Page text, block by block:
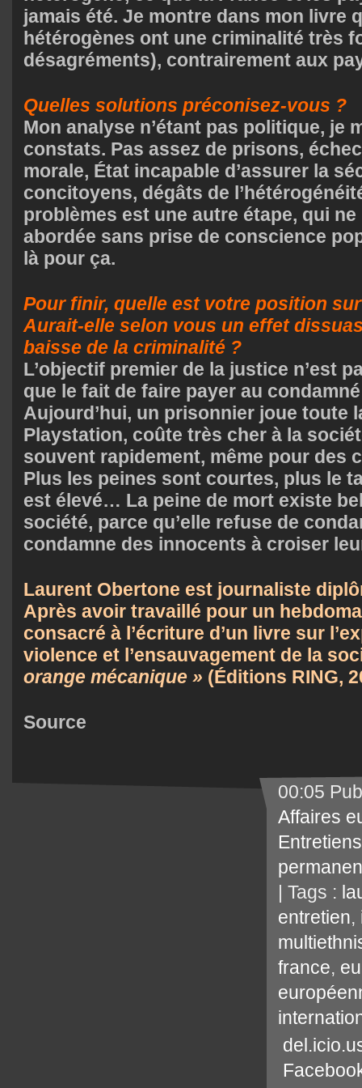
jamais été. Je montre dans mon livre
hétérogènes ont une criminalité très
désagréments), contrairement aux
Quelles solutions préconisez-vous ?
Mon analyse n’étant pas politique, je
constats. Pas assez de prisons,
morale, État incapable d’assurer la
concitoyens, dégâts de
problèmes est une autre étape, qui
abordée sans prise de conscience
là pour ça.
Pour finir, quelle est votre position
Aurait-elle selon vous un effet
baisse de la criminalité ?
L’objectif premier de la justice n’est
que le fait de faire payer au
Aujourd’hui, un prisonnier joue toute
Playstation, coûte très cher à la
souvent rapidement, même pour des
Plus les peines sont courtes, plus le
est élevé… La peine de mort existe
société, parce qu’elle refuse de
condamne des innocents à croiser
Laurent Obertone est journaliste
Après avoir travaillé pour un
consacré à l’écriture d’un livre sur
violence et l’ensauvagement de la
orange mécanique » (Éditions RING,
Source
00:05
Affaires
Entretiens
| Tags :
entretien,
france,